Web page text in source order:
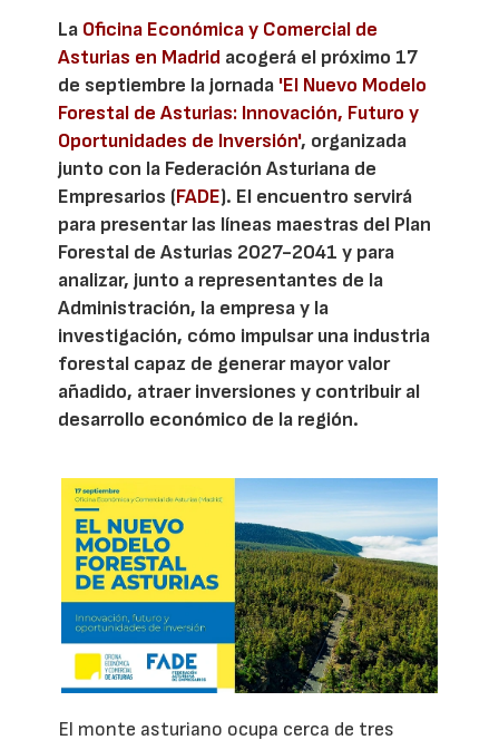
La Oficina Económica y Comercial de
Asturias en Madrid acogerá el próximo 17
de septiembre la jornada 'El Nuevo Modelo
Forestal de Asturias: Innovación, Futuro y
Oportunidades de Inversión', organizada
junto con la Federación Asturiana de
Empresarios (FADE). El encuentro servirá
para presentar las líneas maestras del Plan
Forestal de Asturias 2027-2041 y para
analizar, junto a representantes de la
Administración, la empresa y la
investigación, cómo impulsar una industria
forestal capaz de generar mayor valor
añadido, atraer inversiones y contribuir al
desarrollo económico de la región.
El monte asturiano ocupa cerca de tres